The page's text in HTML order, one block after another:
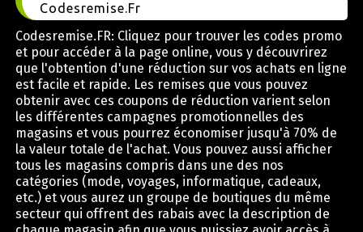
Codesremise.Fr
Codesremise.FR: Cliquez pour trouver les codes promo
et pour accéder à la page online, vous y découvrirez
que l'obtention d'une réduction sur vos achats en ligne
est facile et rapide. Les remises que vous pouvez
obtenir avec ces coupons de réduction varient selon
les différentes campagnes promotionnelles des
magasins et vous pourrez économiser jusqu'à 70% de
la valeur totale de l'achat. Vous pouvez aussi afficher
tous les magasins compris dans une des nos
catégories (mode, voyages, informatique, cadeaux,
etc.) et vous aurez un groupe de boutiques du même
secteur qui offrent des rabais avec la description de